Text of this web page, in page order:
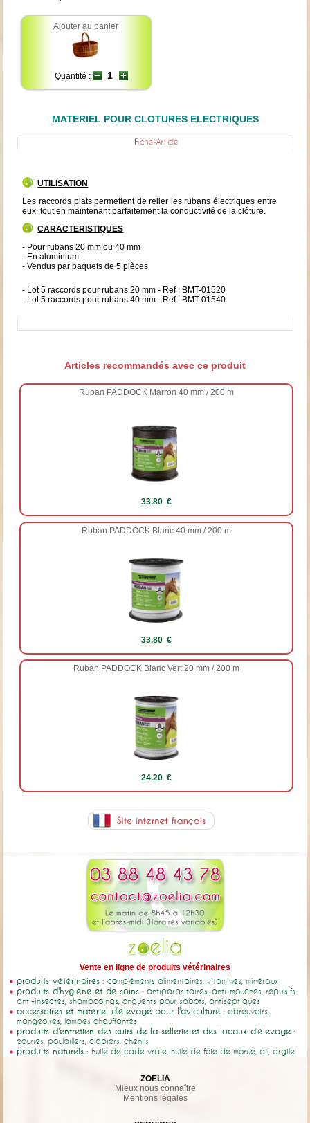
Ajouter au panier
Quantité :
MATERIEL POUR CLOTURES ELECTRIQUES
UTILISATION
Les raccords plats permettent de relier les rubans électriques entre
eux, tout en maintenant parfaitement la conductivité de la clôture.
CARACTERISTIQUES
- Pour rubans 20 mm ou 40 mm
- En aluminium
- Vendus par paquets de 5 pièces
- Lot 5 raccords pour rubans 20 mm - Ref : BMT-01520
- Lot 5 raccords pour rubans 40 mm - Ref : BMT-01540
Articles recommandés avec ce produit
Ruban PADDOCK Marron 40 mm / 200 m
33.80 €
Ruban PADDOCK Blanc 40 mm / 200 m
33.80 €
Ruban PADDOCK Blanc Vert 20 mm / 200 m
24.20 €
Vente en ligne de produits vétérinaires
produits vétérinaires : compléments alimentaires, vitamines, minéraux
produits d'hygiène et de soins : antiparasitaires, anti-mouches, répulsifs
anti-insectes, shampooings, onguents pour sabots, antiseptiques
accessoires et matériel d'élevage pour l'aviculture : abreuvoirs,
mangeoires, lampes chauffantes
produits d'entretien des cuirs de la sellerie et des locaux d'élevage :
écuries, poulaillers, clapiers, chenils
produits naturels : huile de cade vraie, huile de foie de morue, ail, argile
ZOELIA
Mieux nous connaître
Mentions légales